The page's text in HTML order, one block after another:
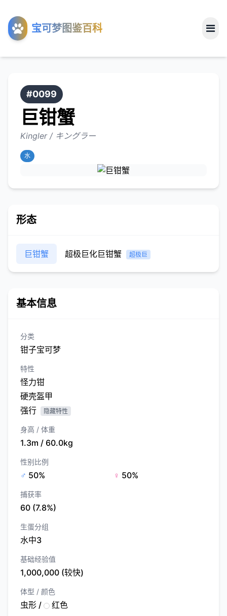
宝可梦图鉴百科
工具
关于
#0099
巨钳蟹
Kingler / キングラー
水
形态
巨钳蟹 超极巨化巨钳蟹 超极巨
基本信息
分类
钳子宝可梦
特性
怪力钳
硬壳盔甲
强行
隐藏特性
身高 / 体重
1.3m / 60.0kg
性别比例
♂ 50% ♀ 50%
捕获率
60 (7.8%)
生蛋分组
水中3
基础经验值
1,000,000 (较快)
体型 / 颜色
虫形 / 红色